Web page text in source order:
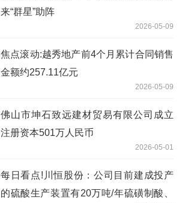
来“群星”助阵
2026-05-09
焦点滚动:越秀地产前4个月累计合同销售
金额约257.11亿元
2026-05-09
佛山市坤石致远建材贸易有限公司成立
注册资本501万人民币
2026-05-01
每日看点!川恒股份：公司目前建成投产
的硫酸生产装置有20万吨/年硫磺制酸、